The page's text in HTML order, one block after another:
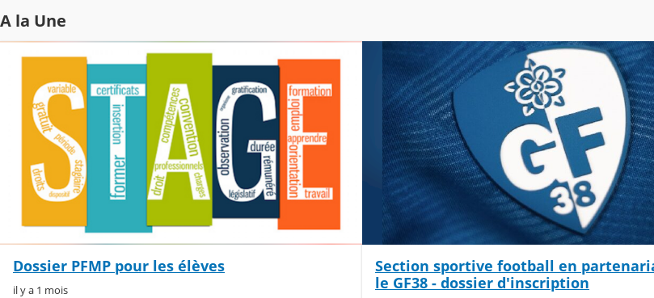
A la Une
Dossier PFMP pour les élèves
il y a 1 mois
Section sportive football en
le GF38 - dossier d'inscription